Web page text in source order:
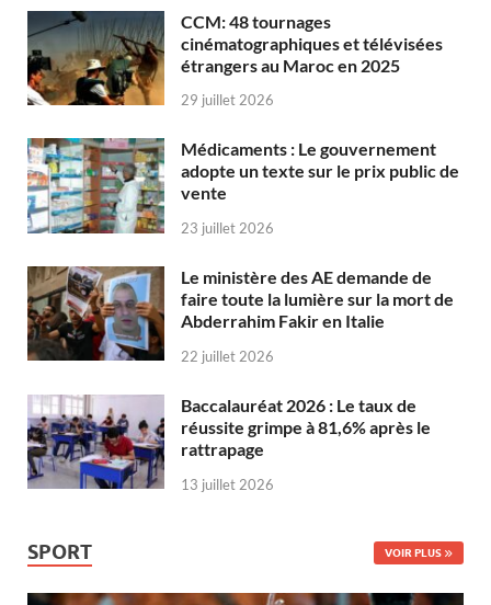
CCM: 48 tournages
cinématographiques et télévisées
étrangers au Maroc en 2025
29 juillet 2026
Médicaments : Le gouvernement
adopte un texte sur le prix public de
vente
23 juillet 2026
Le ministère des AE demande de
faire toute la lumière sur la mort de
Abderrahim Fakir en Italie
22 juillet 2026
Baccalauréat 2026 : Le taux de
réussite grimpe à 81,6% après le
rattrapage
13 juillet 2026
SPORT VOIR PLUS